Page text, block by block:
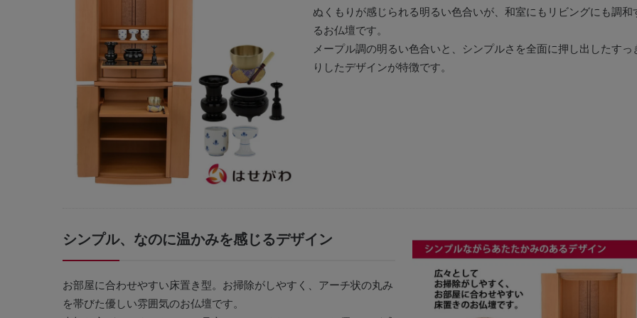
ぬくもりが感じられる明るい色合いが、和室にもリビングにも調和
るお仏壇です。
メープル調の明るい色合いと、シンプルさを全面に押し出したすっ
りしたデザインが特徴です。
シンプル、なのに温かみを感じるデザイン
お部屋に合わせやすい床置き型。お掃除がしやすく、アーチ状の丸み
を帯びた優しい雰囲気のお仏壇です。